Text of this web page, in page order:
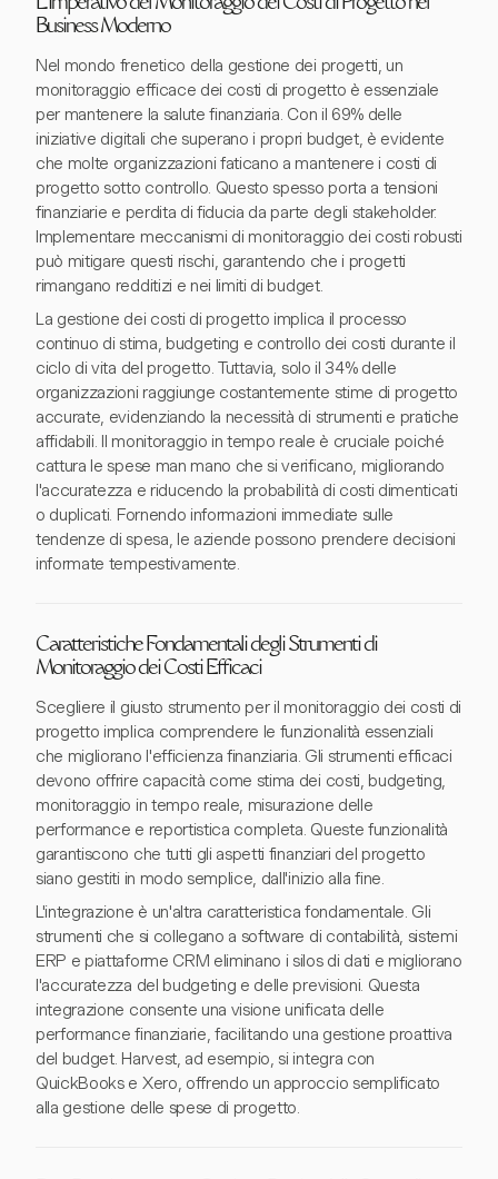
L'Imperativo del Monitoraggio dei Costi di Progetto nel
Business Moderno
Nel mondo frenetico della gestione dei progetti, un
monitoraggio efficace dei costi di progetto è essenziale
per mantenere la salute finanziaria. Con il 69% delle
iniziative digitali che superano i propri budget, è evidente
che molte organizzazioni faticano a mantenere i costi di
progetto sotto controllo. Questo spesso porta a tensioni
finanziarie e perdita di fiducia da parte degli stakeholder.
Implementare meccanismi di monitoraggio dei costi robusti
può mitigare questi rischi, garantendo che i progetti
rimangano redditizi e nei limiti di budget.
La gestione dei costi di progetto implica il processo
continuo di stima, budgeting e controllo dei costi durante il
ciclo di vita del progetto. Tuttavia, solo il 34% delle
organizzazioni raggiunge costantemente stime di progetto
accurate, evidenziando la necessità di strumenti e pratiche
affidabili. Il monitoraggio in tempo reale è cruciale poiché
cattura le spese man mano che si verificano, migliorando
l'accuratezza e riducendo la probabilità di costi dimenticati
o duplicati. Fornendo informazioni immediate sulle
tendenze di spesa, le aziende possono prendere decisioni
informate tempestivamente.
Caratteristiche Fondamentali degli Strumenti di
Monitoraggio dei Costi Efficaci
Scegliere il giusto strumento per il monitoraggio dei costi di
progetto implica comprendere le funzionalità essenziali
che migliorano l'efficienza finanziaria. Gli strumenti efficaci
devono offrire capacità come stima dei costi, budgeting,
monitoraggio in tempo reale, misurazione delle
performance e reportistica completa. Queste funzionalità
garantiscono che tutti gli aspetti finanziari del progetto
siano gestiti in modo semplice, dall'inizio alla fine.
L'integrazione è un'altra caratteristica fondamentale. Gli
strumenti che si collegano a software di contabilità, sistemi
ERP e piattaforme CRM eliminano i silos di dati e migliorano
l'accuratezza del budgeting e delle previsioni. Questa
integrazione consente una visione unificata delle
performance finanziarie, facilitando una gestione proattiva
del budget. Harvest, ad esempio, si integra con
QuickBooks e Xero, offrendo un approccio semplificato
alla gestione delle spese di progetto.